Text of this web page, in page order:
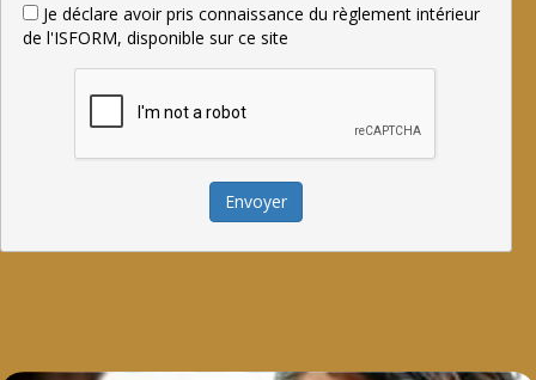
de l'ISFORM, disponible sur ce site
Envoyer